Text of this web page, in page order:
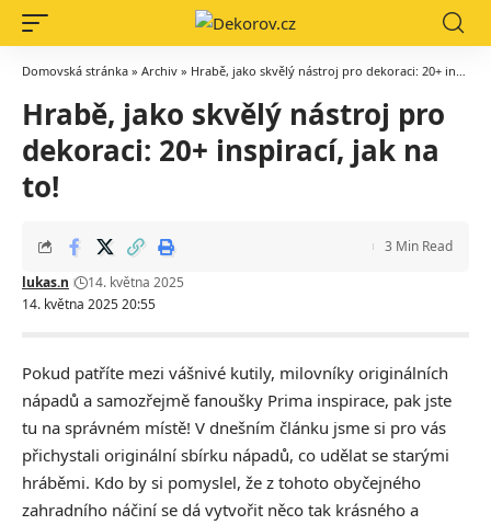
Domovská stránka » Archiv » Hrabě, jako skvělý nástroj pro dekoraci: 20+ inspirací, jak na to!
Hrabě, jako skvělý nástroj pro
dekoraci: 20+ inspirací, jak na
to!
14. května 2025 20:55
lukas.n 14. května 2025
3 Min Read
Pokud patříte mezi vášnivé kutily, milovníky originálních
nápadů a samozřejmě fanoušky Prima inspirace, pak jste
tu na správném místě! V dnešním článku jsme si pro vás
přichystali originální sbírku nápadů, co udělat se starými
hráběmi. Kdo by si pomyslel, že z tohoto obyčejného
zahradního náčiní se dá vytvořit něco tak krásného a